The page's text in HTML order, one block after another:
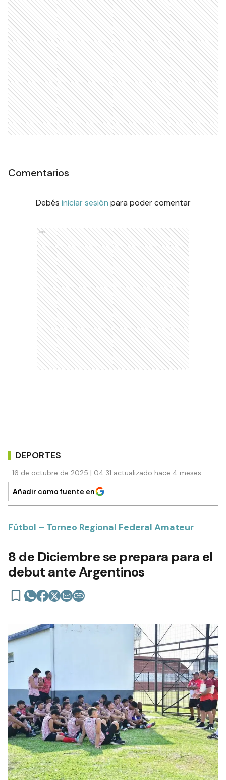
Comentarios
Debés iniciar sesión para poder comentar
Ads
DEPORTES
16 de octubre de 2025 | 04:31 actualizado hace 4 meses
Añadir como fuente en
Fútbol – Torneo Regional Federal Amateur
8 de Diciembre se prepara para el
debut ante Argentinos